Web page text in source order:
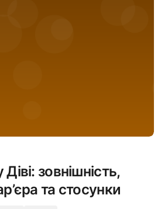
зовнішність,
та стосунки